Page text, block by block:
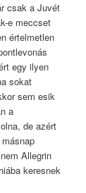
csak a Juvét
e meccset
értelmetlen
egy ilyen
sokat
sem esik
a
de azért
Allegrin
keresnek